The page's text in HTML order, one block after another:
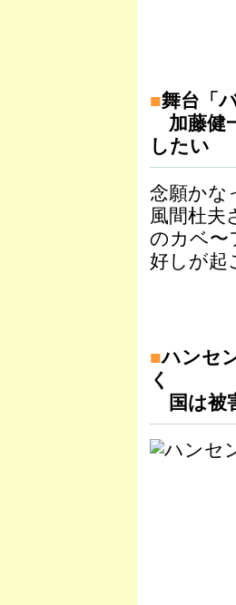
■舞台「
加藤健
したい
念願かな
風間杜夫
のカベ〜
好しが起
■ハンセ
く
国は被